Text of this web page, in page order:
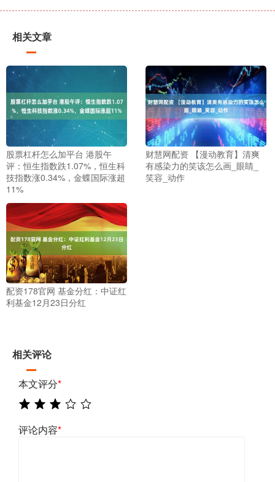
相关文章
股票杠杆怎么加平台 港股午
评：恒生指数跌1.07%，恒生科
技指数涨0.34%，金蝶国际涨超
11%
财慧网配资 【漫动教育】清爽
有感染力的笑该怎么画_眼睛_
笑容_动作
配资178官网 基金分红：中证红
利基金12月23日分红
相关评论
本文评分*
评论内容*